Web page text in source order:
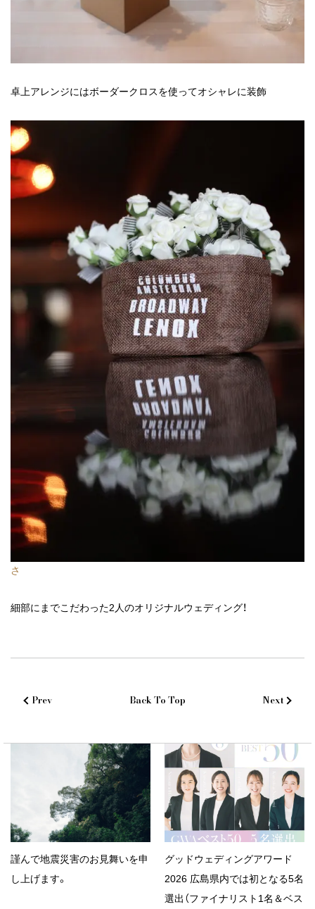
卓上アレンジにはボーダークロスを使ってオシャレに装飾
さ
細部にまでこだわった2人のオリジナルウェディング！
Prev Back To Top Next
謹んで地震災害のお見舞いを申
し上げます。
グッドウェディングアワード
2026 広島県内では初となる5名
選出（ファイナリスト1名＆ベス